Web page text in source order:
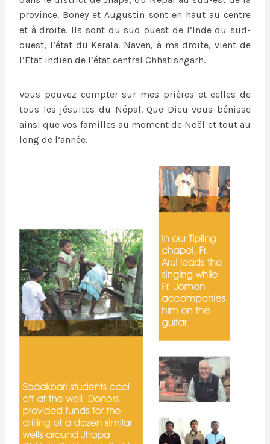
province. Boney et Augustin sont en haut au centre
et à droite. Ils sont du sud ouest de l’Inde du sud-
ouest, l’état du Kerala. Naven, à ma droite, vient de
l’Etat indien de l’état central Chhatishgarh.
Vous pouvez compter sur mes prières et celles de
tous les jésuites du Népal. Que Dieu vous bénisse
ainsi que vos familles au moment de Noël et tout au
long de l’année.